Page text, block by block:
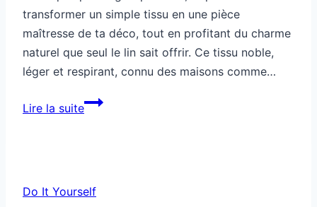
transformer un simple tissu en une pièce
maîtresse de ta déco, tout en profitant du charme
naturel que seul le lin sait offrir. Ce tissu noble,
léger et respirant, connu des maisons comme…
Lire la suiteComment
en
Do It Yourself